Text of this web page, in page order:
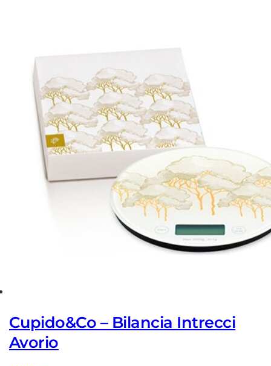
Cupido&Co – Bilancia Intrecci
Avorio